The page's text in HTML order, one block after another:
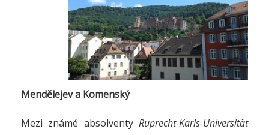
Mendělejev a Komenský
Mezi známé absolventy Ruprecht-Karls-Universität